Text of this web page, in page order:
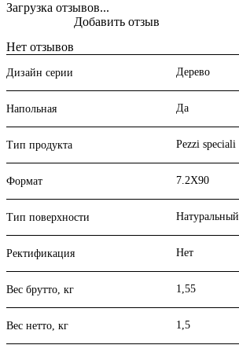
Загрузка отзывов...
Нет отзывов
Добавить отзыв
Дизайн серии Дерево
Напольная Да
Тип продукта Pezzi speciali
Формат 7.2X90
Тип поверхности Натуральный
Ректификация Нет
Вес брутто, кг 1,55
Вес нетто, кг 1,5